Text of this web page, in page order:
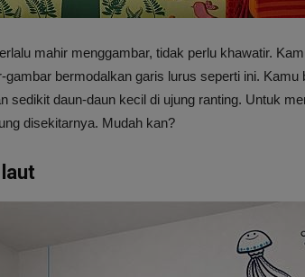
mahir menggambar, tidak perlu khawatir.
gambar bermodalkan garis lurus seperti ini.
sedikit daun-daun kecil di ujung ranting. Untuk
disekitarnya. Mudah kan?